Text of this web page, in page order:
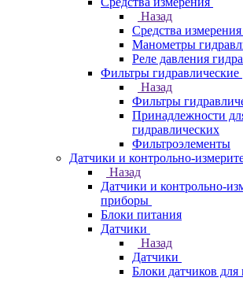
Назад
Средства измерения
Манометры
Реле давления
Фильтры гидравлические
Назад
Фильтры
Принадлежности
гидравлических
Фильтроэлементы
Датчики и контрольно-
Назад
Датчики и контрольно-
приборы
Блоки питания
Датчики
Назад
Датчики
Блоки датчиков